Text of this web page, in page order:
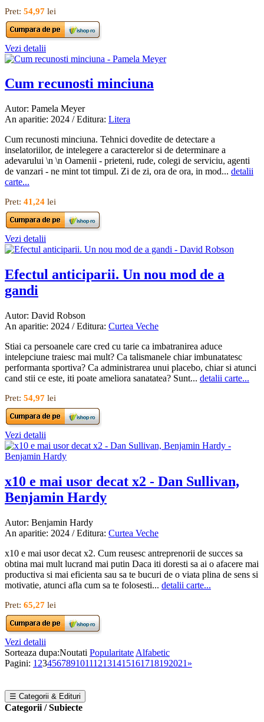
Pret: 54,97 lei
Vezi detalii
Cum recunosti minciuna
Autor: Pamela Meyer
An aparitie: 2024 / Editura: Litera
Cum recunosti minciuna. Tehnici dovedite de detectare a
inselatoriilor, de intelegere a caracterelor si de determinare a
adevarului \n \n Oamenii - prieteni, rude, colegi de serviciu, agenti
de vanzari - ne mint tot timpul. Zi de zi, ora de ora, in mod... detalii
carte...
Pret: 41,24 lei
Vezi detalii
Efectul anticiparii. Un nou mod de a
gandi
Autor: David Robson
An aparitie: 2024 / Editura: Curtea Veche
Stiai ca persoanele care cred cu tarie ca imbatranirea aduce
intelepciune traiesc mai mult? Ca talismanele chiar imbunatatesc
performanta sportiva? Ca administrarea unui placebo, chiar si atunci
cand stii ce este, iti poate ameliora sanatatea? Sunt... detalii carte...
Pret: 54,97 lei
Vezi detalii
x10 e mai usor decat x2 - Dan Sullivan,
Benjamin Hardy
Autor: Benjamin Hardy
An aparitie: 2024 / Editura: Curtea Veche
x10 e mai usor decat x2. Cum reusesc antreprenorii de succes sa
obtina mai mult lucrand mai putin Daca iti doresti sa ai o afacere mai
productiva si mai eficienta sau sa te bucuri de o viata plina de sens si
motivatie, atunci afla cum sa te folosesti... detalii carte...
Pret: 65,27 lei
Vezi detalii
Sorteaza dupa:Noutati Popularitate Alfabetic
Pagini: 1 23456789101112131415161718192021 »
☰ Categorii & Edituri
Categorii / Subiecte